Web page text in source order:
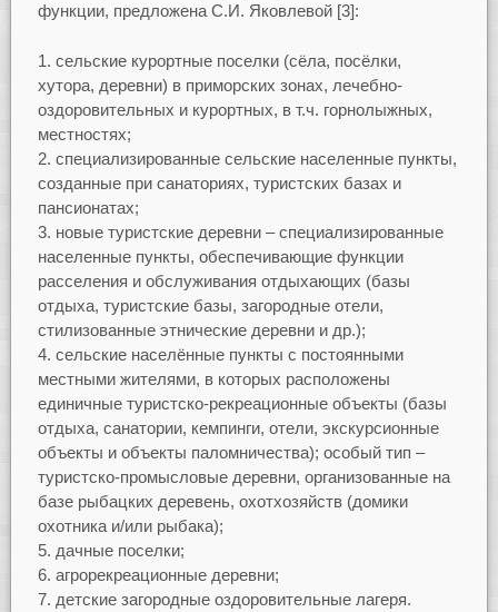
функции, предложена С.И. Яковлевой [3]:
сельские курортные поселки (сёла, посёлки,
хутора, деревни) в приморских зонах, лечебно-
оздоровительных и курортных, в т.ч. горнолыжных,
местностях;
специализированные сельские населенные пункты,
созданные при санаториях, туристских базах и
пансионатах;
новые туристские деревни – специализированные
населенные пункты, обеспечивающие функции
расселения и обслуживания отдыхающих (базы
отдыха, туристские базы, загородные отели,
стилизованные этнические деревни и др.);
сельские населённые пункты с постоянными
местными жителями, в которых расположены
единичные туристско-рекреационные объекты (базы
отдыха, санатории, кемпинги, отели, экскурсионные
объекты и объекты паломничества); особый тип –
туристско-промысловые деревни, организованные на
базе рыбацких деревень, охотхозяйств (домики
охотника и/или рыбака);
дачные поселки;
агрорекреационные деревни;
детские загородные оздоровительные лагеря.